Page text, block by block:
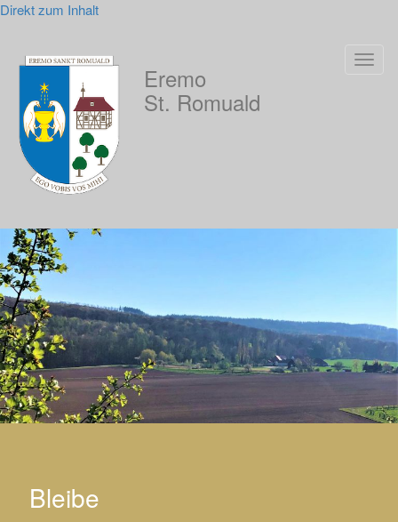
Direkt zum Inhalt
Eremo
St. Romuald
Bleibe